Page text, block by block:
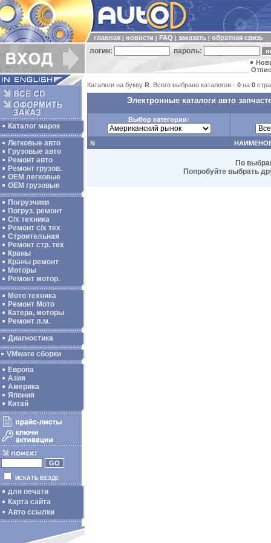
главная новости FAQ заказать обратная связь
логин: пароль:
Каталог марок
Легковые авто
Грузовые авто
Ремонт авто
Ремонт грузов.
ОЕМ легковые
OEM грузовые
Погрузчики
Погруз. ремонт
С/х техника
Ремонт с/х тех
Строительная
Ремонт стр. тех
Краны
Краны ремонт
Моторы
Ремонт мотор.
Мото техника
Ремонт Мото
Катера, моторы
Ремонт л.м.
Диагностика
VMware сборки
Европа
Азия
Америка
Япония
Китай
ИСКАТЬ ВЕЗДЕ
для печати
Карта сайта
Авто ссылки
Каталоги на букву R . Всего выбрано каталогов - 0 на 0
Электронные каталоги авто
Выбор категории:
N
По
Попробуйте выбрать